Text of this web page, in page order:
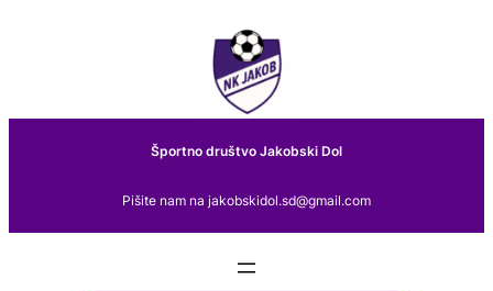
Športno društvo Jakobski Dol
Pišite nam na jakobskidol.sd@gmail.com